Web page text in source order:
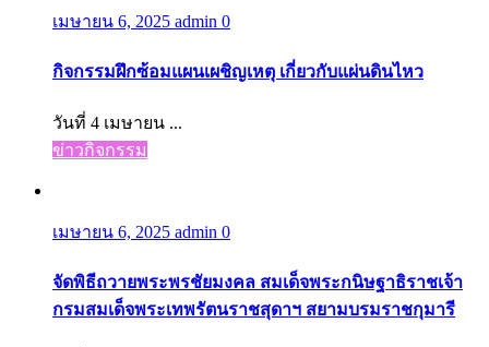
เมษายน 6, 2025 admin 0
กิจกรรมฝึกซ้อมแผนเผชิญเหตุ เกี่ยวกับแผ่นดินไหว
วันที่ 4 เมษายน ...
ข่าวกิจกรรม
เมษายน 6, 2025 admin 0
จัดพิธีถวายพระพรชัยมงคล สมเด็จพระกนิษฐาธิราชเจ้า
กรมสมเด็จพระเทพรัตนราชสุดาฯ สยามบรมราชกุมารี